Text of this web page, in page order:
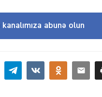
abunə olun